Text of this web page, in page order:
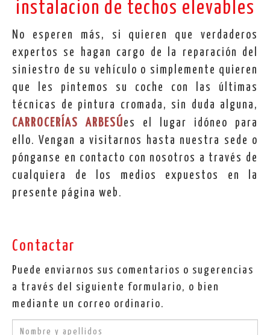
instalacion de techos elevables
No esperen más, si quieren que verdaderos
expertos se hagan cargo de la reparación del
siniestro de su vehículo o simplemente quieren
que les pintemos su coche con las últimas
técnicas de pintura cromada, sin duda alguna,
CARROCERÍAS ARBESÚes el lugar idóneo para
ello. Vengan a visitarnos hasta nuestra sede o
pónganse en contacto con nosotros a través de
cualquiera de los medios expuestos en la
presente página web.
Contactar
Puede enviarnos sus comentarios o sugerencias
a través del siguiente formulario, o bien
mediante un correo ordinario.